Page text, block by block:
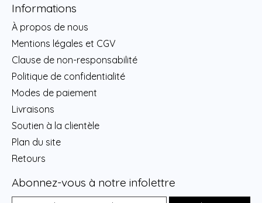
Informations
À propos de nous
Mentions légales et CGV
Clause de non-responsabilité
Politique de confidentialité
Modes de paiement
Livraisons
Soutien à la clientèle
Plan du site
Retours
Abonnez-vous à notre infolettre